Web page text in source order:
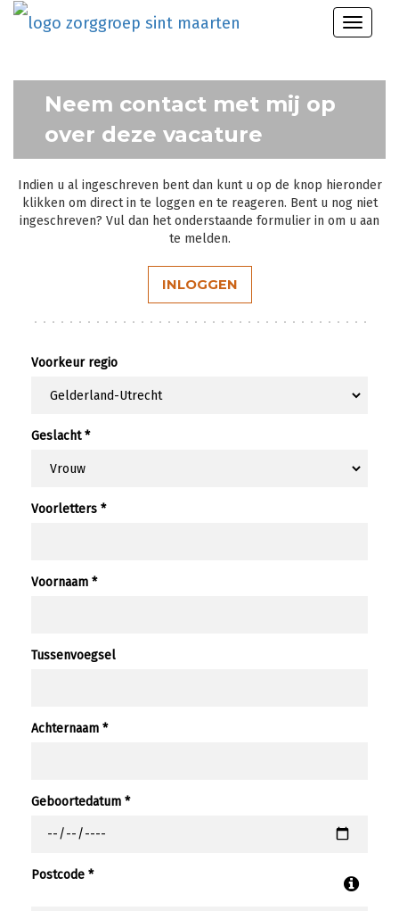
Toggle
Neem contact met mij op
over deze vacature
Indien u al ingeschreven bent dan kunt u op de knop hieronder
klikken om direct in te loggen en te reageren. Bent u nog niet
ingeschreven? Vul dan het onderstaande formulier in om u aan
te melden.
INLOGGEN
Voorkeur regio
Geslacht *
Voorletters *
Voornaam *
Tussenvoegsel
Achternaam *
Geboortedatum *
Postcode *